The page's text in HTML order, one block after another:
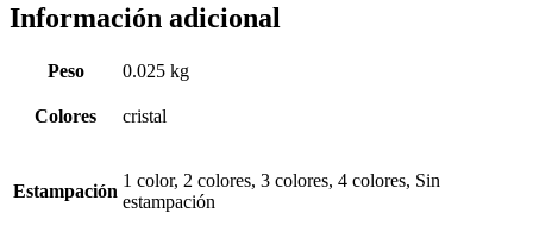
Información adicional
Peso 0.025 kg
Colores cristal
Estampación
1 color, 2 colores, 3 colores, 4 colores, Sin
estampación